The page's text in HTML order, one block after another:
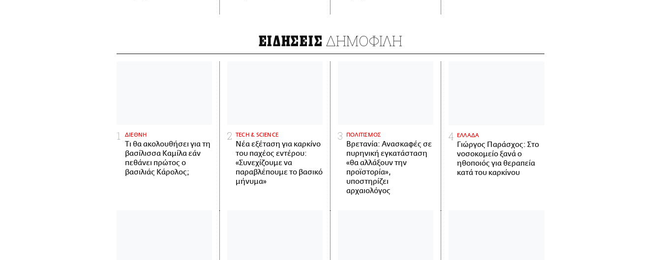
ΕΙΔΗΣΕΙΣ ΔΗΜΟΦΙΛΗ
ΔΙΕΘΝΗ
Τι θα ακολουθήσει για τη
βασίλισσα Καμίλα εάν
πεθάνει πρώτος ο
βασιλιάς Κάρολος;
ΤECH & SCIENCE
Νέα εξέταση για καρκίνο
του παχέος εντέρου:
«Συνεχίζουμε να
παραβλέπουμε το βασικό
μήνυμα»
ΠΟΛΙΤΙΣΜΟΣ
Βρετανία: Ανασκαφές σε
πυρηνική εγκατάσταση
«θα αλλάξουν την
προϊστορία»,
υποστηρίζει
αρχαιολόγος
ΕΛΛΑΔΑ
Γιώργος Παράσχος: Στο
νοσοκομείο ξανά ο
ηθοποιός για θεραπεία
κατά του καρκίνου